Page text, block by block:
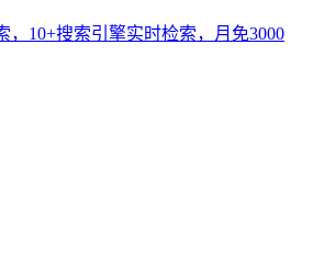
，10+搜索引擎实时检索，月免3000